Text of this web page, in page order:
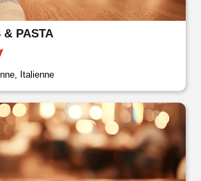
& PASTA
Italienne